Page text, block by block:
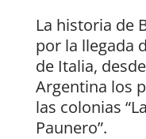
La historia de
por la llegada
de Italia,
Argentina los
las colonias
Paunero”.